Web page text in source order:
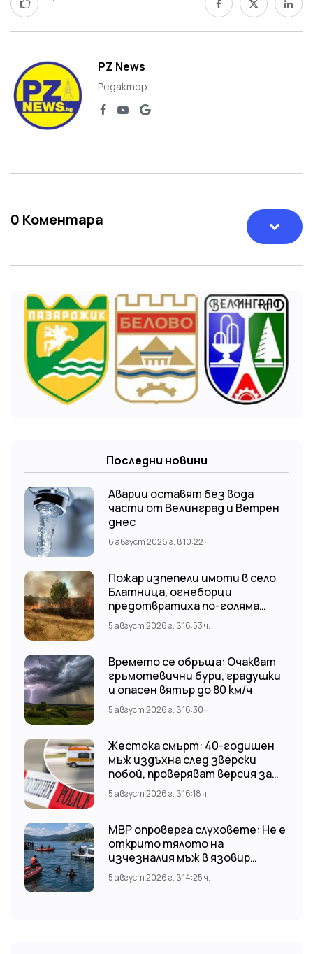
1
PZ News
Редактор
0 Коментара
Последни новини
Аварии оставят без вода
части от Велинград и Ветрен
днес
6 август 2026 г. в 10:22 ч.
Пожар изпепели имоти в село
Блатница, огнеборци
предотвратиха по-голяма
трагедия
5 август 2026 г. в 16:53 ч.
Времето се обръща: Очакват
гръмотевични бури, градушки
и опасен вятър до 80 км/ч
5 август 2026 г. в 16:30 ч.
Жестока смърт: 40-годишен
мъж издъхна след зверски
побой, проверяват версия за
нападение от тийнейджъри
5 август 2026 г. в 16:18 ч.
МВР опроверга слуховете: Не е
открито тялото на
изчезналия мъж в язовир
„Доспат“ Издирвателната
операция продължава!
5 август 2026 г. в 14:25 ч.